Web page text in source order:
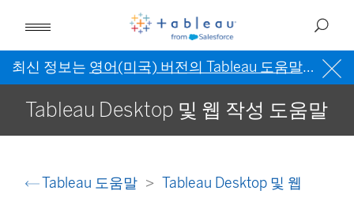
최신 정보는 영어(미국) 버전의 Tableau 도움말을 참조
Tableau Desktop 및 웹 작성 도움말
Tableau 도움말
Tableau Desktop 및 웹